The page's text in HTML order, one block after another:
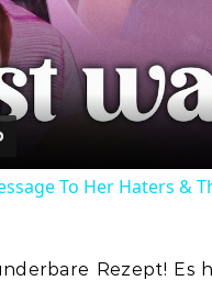
To Her Haters &
Rezept!